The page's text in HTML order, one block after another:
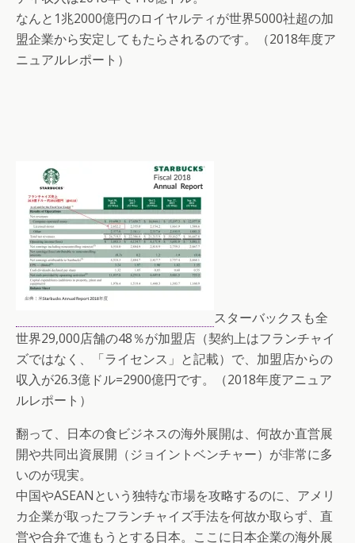
なんと1兆2000億円のロイヤルティが世界5000社超の加
盟企業から安定してもたらされるのです。（2018年度ア
ニュアルレポート）
スターバックスも全
世界29,000店舗の48％が加盟店（契約上はフランチャイ
ズではなく、「ライセンス」と記載）で、加盟店からの
収入が26.3億ドル=2900億円です。（2018年度アニュア
ルレポート）
翻って、日本の食ビジネスの海外展開は、何故か直営展
開や共同出資展開（ジョイントベンチャー）が非常に多
いのが現実。
中国やASEANという独特な市場を攻略するのに、アメリ
カ企業が取ったフランチャイズ手法を何故か取らず、直
営や合弁で進もうとする日本。ここに日本企業の海外展